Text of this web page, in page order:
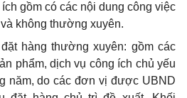
gồm có các nội dung công việc
không thường xuyên.
hàng thường xuyên: gồm các
phẩm, dịch vụ công ích chủ yếu
năm, do các đơn vị được UBND